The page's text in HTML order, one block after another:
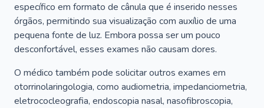
específico em formato de cânula que é inserido nesses
órgãos, permitindo sua visualização com auxílio de uma
pequena fonte de luz. Embora possa ser um pouco
desconfortável, esses exames não causam dores.
O médico também pode solicitar outros exames em
otorrinolaringologia, como audiometria, impedanciometria,
eletrococleografia, endoscopia nasal, nasofibroscopia,